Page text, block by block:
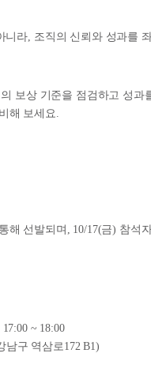
니라, 조직의 신뢰와 성과를
보상 기준을 점검하고 성과
해 보세요.
해 선발되며, 10/17(금) 참석
~ 18:00
남구 역삼로172 B1)